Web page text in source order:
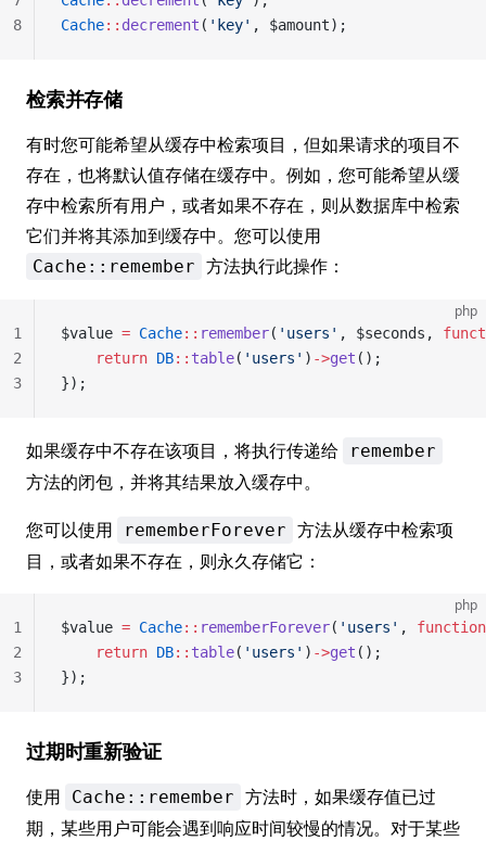
Cache:: decrement ( 'key' , $amount);
8
检索并存储
有时您可能希望从缓存中检索项目，但如果请求的项目不
存在，也将默认值存储在缓存中。例如，您可能希望从缓
存中检索所有用户，或者如果不存在，则从数据库中检索
它们并将其添加到缓存中。您可以使用
Cache::remember 方法执行此操作：
php
$value = Cache:: remember( 'users' , $seconds,
    return
DB:: table( 'users' ) ->get ();
});
1
2
3
如果缓存中不存在该项目，将执行传递给 remember
方法的闭包，并将其结果放入缓存中。
您可以使用
rememberForever 方法从缓存中检索项
目，或者如果不存在，则永久存储它：
php
$value = Cache:: rememberForever( 'users' , function
    return
DB:: table( 'users' ) ->get ();
});
1
2
3
过期时重新验证
使用 Cache::remember 方法时，如果缓存值已过
期，某些用户可能会遇到响应时间较慢的情况。对于某些